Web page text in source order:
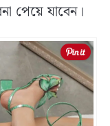
পেয়ে যাবেন।